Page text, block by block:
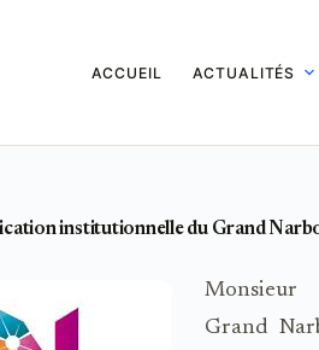
ACCUEIL ACTUALITÉS
institutionnelle du Grand
Monsieur
Grand